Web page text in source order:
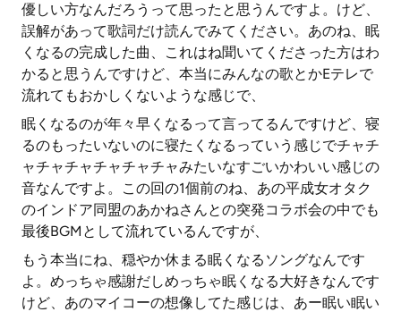
優しい方なんだろうって思ったと思うんですよ。けど、
誤解があって歌詞だけ読んでみてください。あのね、眠
くなるの完成した曲、これはね聞いてくださった方はわ
かると思うんですけど、本当にみんなの歌とかEテレで
流れてもおかしくないような感じで、
眠くなるのが年々早くなるって言ってるんですけど、寝
るのもったいないのに寝たくなるっていう感じでチャチ
ャチャチャチャチャチャみたいなすごいかわいい感じの
音なんですよ。この回の1個前のね、あの平成女オタク
のインドア同盟のあかねさんとの突発コラボ会の中でも
最後BGMとして流れているんですが、
もう本当にね、穏やか休まる眠くなるソングなんです
よ。めっちゃ感謝だしめっちゃ眠くなる大好きなんです
けど、あのマイコーの想像してた感じは、あー眠い眠い